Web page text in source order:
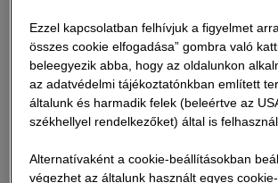
leghamarabb kijavítjuk azokat.
Felhívjuk figyelmét, hogy a honlapunkon
valamennyi dokumentum és az ahhoz
anyagok szerzői joga kizárólag a mi
jogot nem biztosít. A tájékoztató jellegű
Ezzel kapcsolatban felhívjuk a figyelmet
összes cookie elfogadása” gombra való
beleegyezik abba, hogy az oldalunkon
az adatvédelmi tájékoztatónkban említett
általunk és harmadik felek (beleértve az
székhellyel rendelkezőket) által is
Alternatívaként a cookie-beállításokban
végezhet az általunk használt egyes